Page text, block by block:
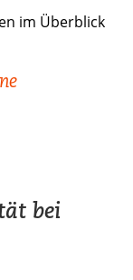
im Überblick
bei